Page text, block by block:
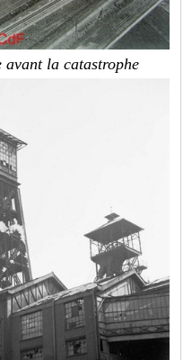
avant la catastrophe